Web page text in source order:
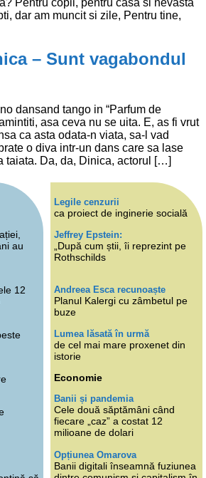
dar am muncit si zile, Pentru tine,
– Sunt vagabondul
dansand tango in “Parfum de
asa ceva nu se uita. E, as fi vrut
ca asta odata-n viata, sa-l vad
o diva intr-un dans care sa lase
taiata. Da, da, Dinica, actorul […]
au
12
Legile cenzurii
ca proiect de inginerie socială
Jeffrey Epstein:
„După cum știi, îi reprezint pe
Rothschilds
Andreea Esca recunoaște
Planul Kalergi cu zâmbetul pe
buze
Lumea lăsată în urmă
de cel mai mare proxenet din
istorie
Economie
Banii și pandemia
Cele două săptămâni când
fiecare „caz” a costat 12
milioane de dolari
Opțiunea Omarova
Banii digitali înseamnă fuziunea